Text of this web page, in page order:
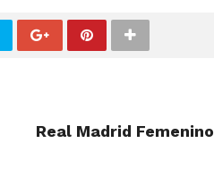
Real Madrid